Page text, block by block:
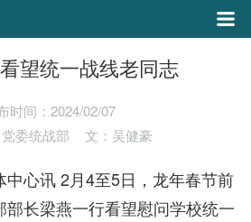
望统一战线老同志
时间：2024/02/07
委统战部
文：吴健豪
中心讯 2月4至5日，龙年春节前
长梁燕一行看望慰问学校统一